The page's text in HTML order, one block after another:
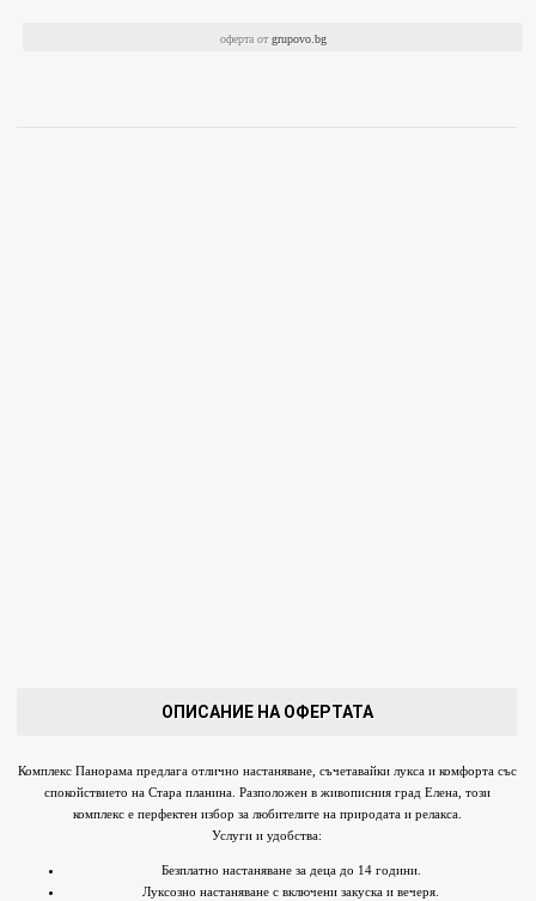
оферта отgrupovo.bg
ОПИСАНИЕ НА ОФЕРТАТА
Комплекс Панорама предлага отлично настаняване, съчетавайки лукса и комфорта със
спокойствието на Стара планина. Разположен в живописния град Елена, този
комплекс е перфектен избор за любителите на природата и релакса.
Услуги и удобства:
Безплатно настаняване за деца до 14 години.
Луксозно настаняване с включени закуска и вечеря.